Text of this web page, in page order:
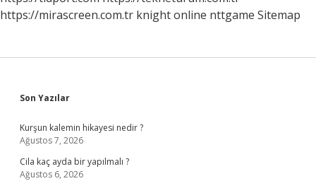
https://mirascreen.com.tr knight online nttgame Sitemap
Sidebar
Son Yazılar
Kurşun kalemin hikayesi nedir ?
Ağustos 7, 2026
Cila kaç ayda bir yapılmalı ?
Ağustos 6, 2026